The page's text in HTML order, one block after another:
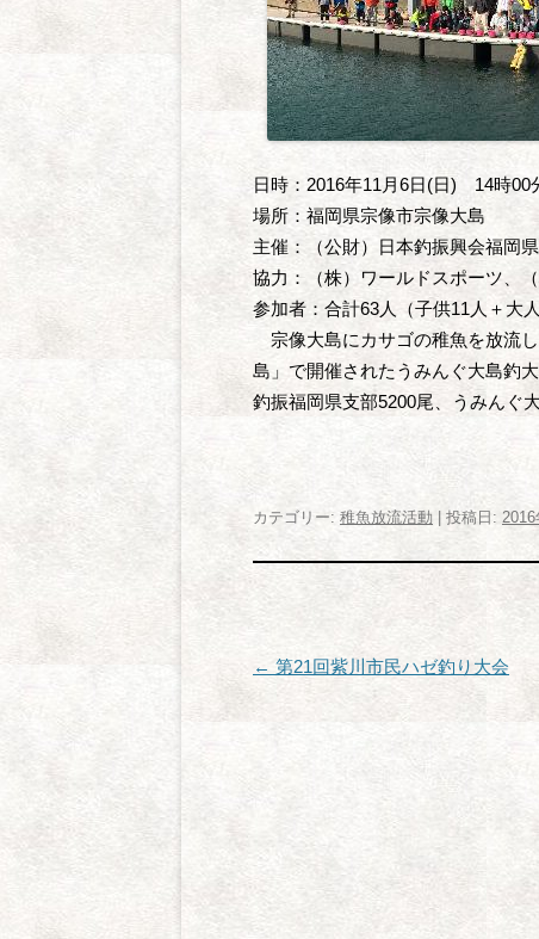
日時：2016年11月6日(日) 14時00
場所：福岡県宗像市宗像大島
主催：（公財）日本釣振興会福岡
協力：（株）ワールドスポーツ、
参加者：合計63人（子供11人＋大
宗像大島にカサゴの稚魚を放流
島」で開催されたうみんぐ大島釣
釣振福岡県支部5200尾、うみんぐ
カテゴリー: 稚魚放流活動 | 投稿日: 2016
投
ョ
← 第21回紫川市民ハゼ釣り大会